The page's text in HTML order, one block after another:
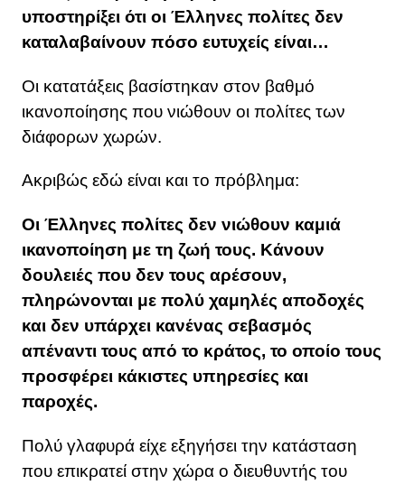
υποστηρίξει ότι οι Έλληνες πολίτες δεν
καταλαβαίνουν πόσο ευτυχείς είναι…
Οι κατατάξεις βασίστηκαν στον βαθμό
ικανοποίησης που νιώθουν οι πολίτες των
διάφορων χωρών.
Ακριβώς εδώ είναι και το πρόβλημα:
Οι Έλληνες πολίτες δεν νιώθουν καμιά
ικανοποίηση με τη ζωή τους. Κάνουν
δουλειές που δεν τους αρέσουν,
πληρώνονται με πολύ χαμηλές αποδοχές
και δεν υπάρχει κανένας σεβασμός
απέναντι τους από το κράτος, το οποίο τους
προσφέρει κάκιστες υπηρεσίες και
παροχές.
Πολύ γλαφυρά είχε εξηγήσει την κατάσταση
που επικρατεί στην χώρα ο διευθυντής του